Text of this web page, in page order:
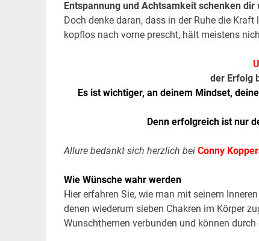
Entspannung und Achtsamkeit schenken
Doch denke daran, dass in der Ruhe die
kopflos nach vorne prescht, hält meistens
der Erfolg
Es ist wichtiger, an deinem Mindset,
Denn erfolgreich ist nur
Allure bedankt sich herzlich bei Conny
Wie Wünsche wahr werden
Hier erfahren Sie, wie man mit seinem
denen wiederum sieben Chakren im Körper
Wunschthemen verbunden und können